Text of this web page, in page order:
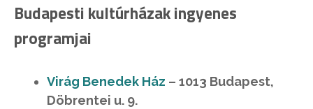
Budapesti kultúrházak ingyenes
programjai
Virág Benedek Ház – 1013 Budapest,
Döbrentei u. 9.